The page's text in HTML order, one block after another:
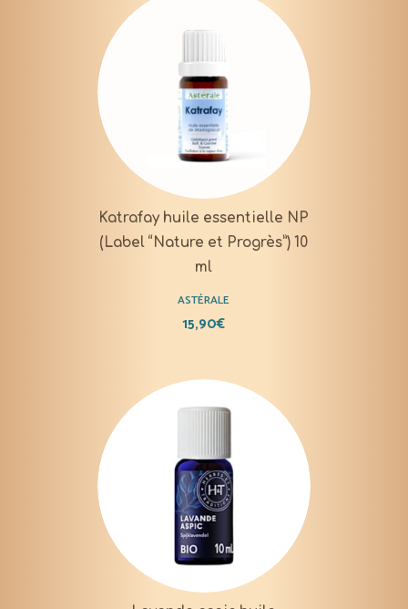
Katrafay huile essentielle NP
(Label “Nature et Progrès”) 10
ml
ASTÉRALE
15,90€